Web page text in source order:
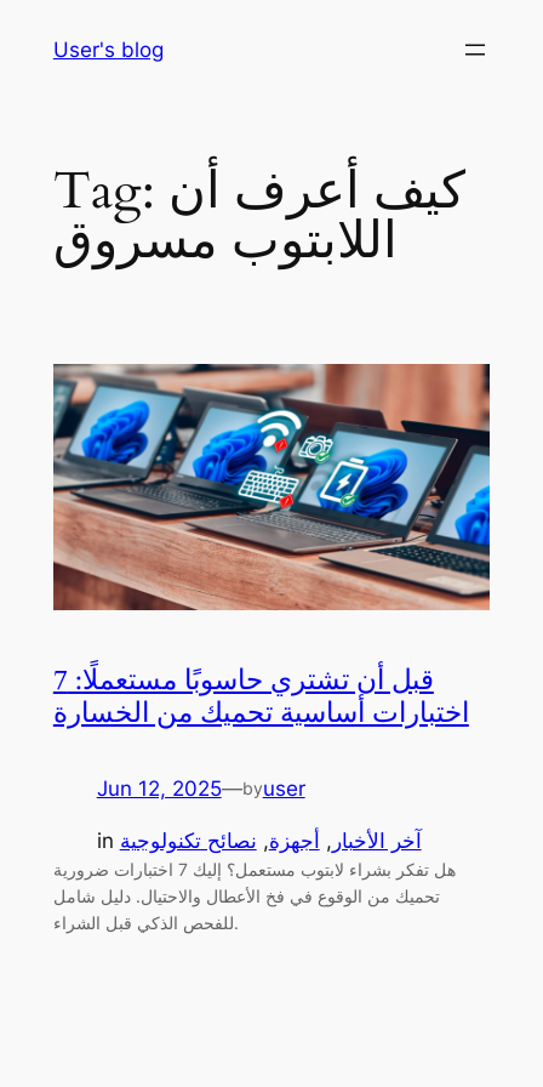
User's blog
Tag: كيف أعرف أن
اللابتوب مسروق
قبل أن تشتري حاسوبًا مستعملًا: 7
اختبارات أساسية تحميك من الخسارة
Jun 12, 2025—byuser
in آخر الأخبار , أجهزة, نصائح تكنولوجية
هل تفكر بشراء لابتوب مستعمل؟ إليك 7 اختبارات ضرورية
تحميك من الوقوع في فخ الأعطال والاحتيال. دليل شامل
للفحص الذكي قبل الشراء.